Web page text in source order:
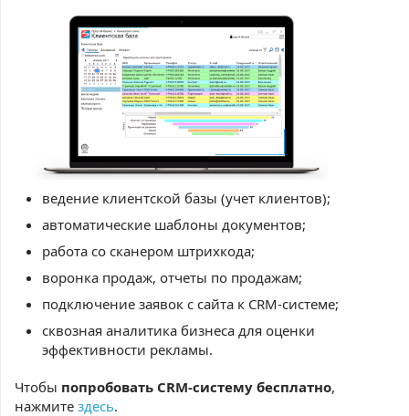
ведение клиентской базы (учет клиентов);
автоматические шаблоны документов;
работа со сканером штрихкода;
воронка продаж, отчеты по продажам;
подключение заявок с сайта к CRM-системе;
сквозная аналитика бизнеса для оценки
эффективности рекламы.
Чтобы попробовать СRM-систему бесплатно,
нажмите здесь.